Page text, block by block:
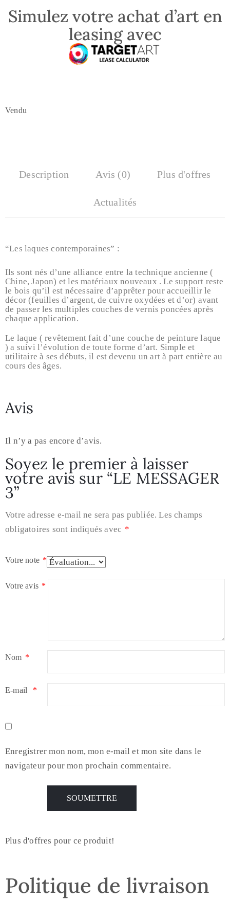
Simulez votre achat d’art en
leasing avec
Vendu
Description Avis (0) Plus d'offres
Actualités
“Les laques contemporaines” :
Ils sont nés d’une alliance entre la technique ancienne (
Chine, Japon) et les matériaux nouveaux . Le support reste
le bois qu’il est nécessaire d’apprêter pour accueillir le
décor (feuilles d’argent, de cuivre oxydées et d’or) avant
de passer les multiples couches de vernis poncées après
chaque application.
Le laque ( revêtement fait d’une couche de peinture laque
) a suivi l’évolution de toute forme d’art. Simple et
utilitaire à ses débuts, il est devenu un art à part entière au
cours des âges.
Avis
Il n’y a pas encore d’avis.
Soyez le premier à laisser
votre avis sur “LE MESSAGER
3”
Votre adresse e-mail ne sera pas publiée. Les champs
obligatoires sont indiqués avec *
Votre note *
Votre avis *
Nom *
E-mail *
Enregistrer mon nom, mon e-mail et mon site dans le
navigateur pour mon prochain commentaire.
Plus d'offres pour ce produit!
Politique de livraison